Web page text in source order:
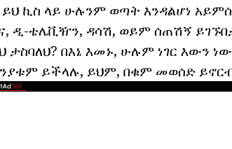
ኪስ ላይ ሁሉንም ወጣት እንዳልሆነ
ዲ-ቴሌቪዥን, ዳሳሽ, ወይም ሰጠሽኝ
ታስባለህ? በእኔ እመኑ, ሁሉም ነገር እውን
ይችላሉ, ይህም, በቁም መወሰድ